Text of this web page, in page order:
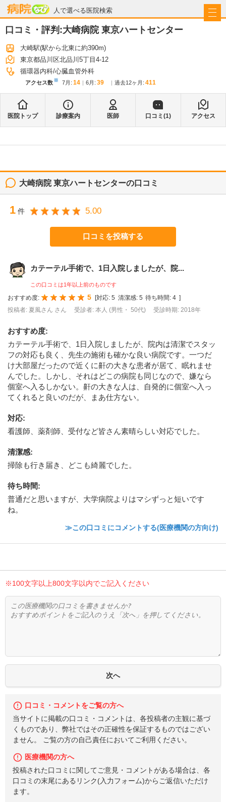
人で選べる医院検索
病院なび
口コミ・評判:大崎病院 東京ハートセンター
大崎駅(駅から北東に約390m)
東京都品川区北品川5丁目4-12
循環器内科 心臓血管外科
アクセス数※ 7月 : 14 6月 : 39 過去12ヶ月: 411
医院トップ 診療案内 医師 口コミ(1) アクセス
大崎病院 東京ハートセンターの口コミ
1 件 5.00
口コミを投稿する
カテーテル手術で、1日入院しましたが、院...
この口コミは1年以上前のものです
おすすめ度: 5 [対応: 5 清潔感: 5 待ち時間: 4 ]
投稿者: 夏風さん さん
受診者: 本人 (男性・ 50代) 受診時期: 2018年
おすすめ度:
カテーテル手術で、1日入院しましたが、院内は清潔でスタッ
フの対応も良く、先生の施術も確かな良い病院です。一つだ
け大部屋だったので近くに鼾の大きな患者が居て、眠れませ
んでした。しかし、それはどこの病院も同じなので、嫌なら
個室へ入るしかない。鼾の大きな人は、自発的に個室へ入っ
てくれると良いのだが、まあ仕方ない。
対応:
看護師、薬剤師、受付など皆さん素晴らしい対応でした。
清潔感:
掃除も行き届き、どこも綺麗でした。
待ち時間:
普通だと思いますが、大学病院よりはマシずっと短いです
ね。
≫この口コミにコメントする(医療機関の方向け)
※100文字以上800文字以内でご記入ください
口コミ・コメントをご覧の方へ
当サイトに掲載の口コミ・コメントは、各投稿者の主観に基づ
くものであり、弊社ではその正確性を保証するものではござい
ません。 ご覧の方の自己責任においてご利用ください。
医療機関の方へ
投稿された口コミに関してご意見・コメントがある場合は、各
口コミの末尾にあるリンク(入力フォーム)からご返信いただけ
ます。